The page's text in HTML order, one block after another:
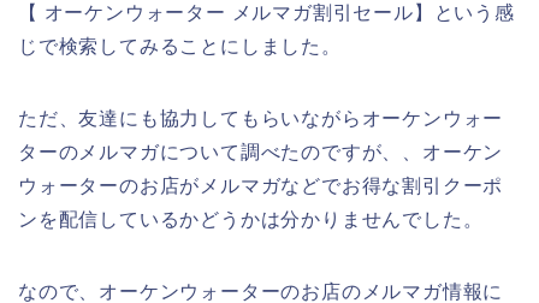
【 オーケンウォーター メルマガ割引セール】という感
じで検索してみることにしました。
ただ、友達にも協力してもらいながらオーケンウォー
ターのメルマガについて調べたのですが、、オーケン
ウォーターのお店がメルマガなどでお得な割引クーポ
ンを配信しているかどうかは分かりませんでした。
なので、オーケンウォーターのお店のメルマガ情報に